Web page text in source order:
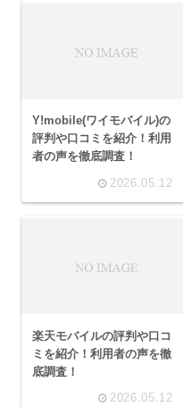
Y!mobile(ワイモバイル)の
評判や口コミを紹介！利用
者の声を徹底調査！
2026.05.12
楽天モバイルの評判や口コ
ミを紹介！利用者の声を徹
底調査！
2026.05.12